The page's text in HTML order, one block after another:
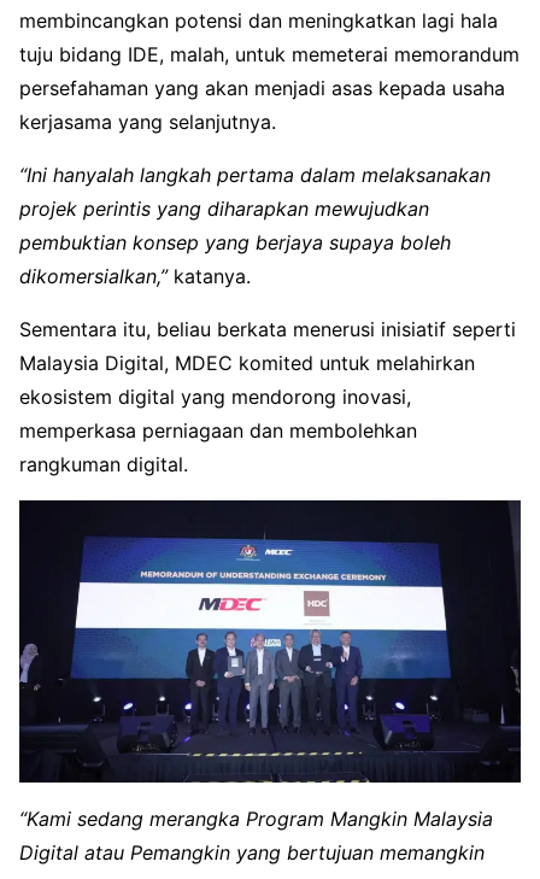
membincangkan potensi dan meningkatkan lagi hala
tuju bidang IDE, malah, untuk memeterai memorandum
persefahaman yang akan menjadi asas kepada usaha
kerjasama yang selanjutnya.
“Ini hanyalah langkah pertama dalam melaksanakan
projek perintis yang diharapkan mewujudkan
pembuktian konsep yang berjaya supaya boleh
dikomersialkan,”katanya.
Sementara itu, beliau berkata menerusi inisiatif seperti
Malaysia Digital, MDEC komited untuk melahirkan
ekosistem digital yang mendorong inovasi,
memperkasa perniagaan dan membolehkan
rangkuman digital.
“Kami sedang merangka Program Mangkin Malaysia
Digital atau Pemangkin yang bertujuan memangkin